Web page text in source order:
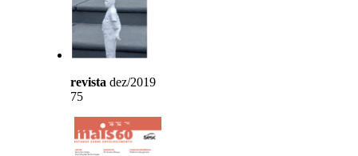
revista dez/2019
75